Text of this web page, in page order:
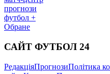
прогнози
футбол +
Обране
САЙТ ФУТБОЛ 24
РедакціяПрогнозиПолітика